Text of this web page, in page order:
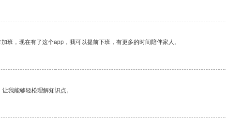
班，现在有了这个app，我可以提前下班，有更多的时间陪伴家人。
我能够轻松理解知识点。